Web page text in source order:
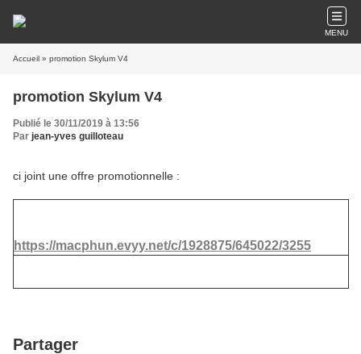
MENU
Accueil » promotion Skylum V4
promotion Skylum V4
Publié le 30/11/2019 à 13:56
Par jean-yves guilloteau
ci joint une offre promotionnelle :
https://macphun.evyy.net/c/1928875/645022/3255
Partager